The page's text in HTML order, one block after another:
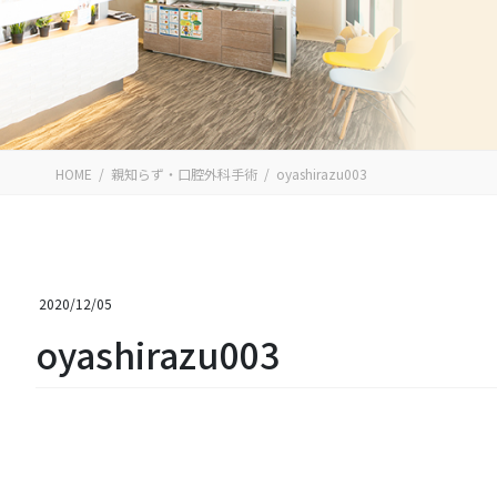
HOME 親知らず・口腔外科手術 oyashirazu003
2020/12/05
oyashirazu003